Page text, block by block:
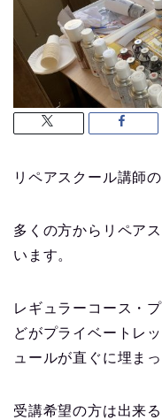
リペアスクール講師の
多くの方からリペア
います。
レギュラーコース・
どがプライベートレ
ュールが直ぐに埋ま
受講希望の方は出来